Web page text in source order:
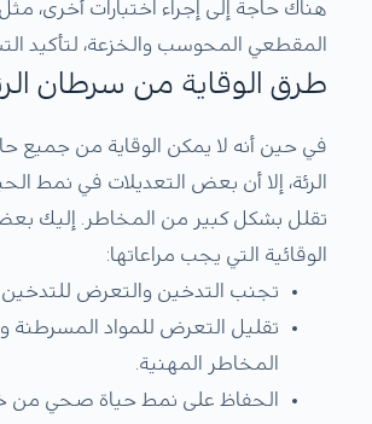
هناك حاجة إلى إجراء اختبارات أخرى،
المقطعي المحوسب والخزعة، لتأكيد
طرق الوقاية من سرطان
في حين أنه لا يمكن الوقاية من جميع
الرئة، إلا أن بعض التعديلات في نمط
تقلل بشكل كبير من المخاطر. إليك بعض
الوقائية التي يجب مراعاتها:
تجنب التدخين والتعرض للتدخين
تقليل التعرض للمواد المسرطنة
المخاطر المهنية.
الحفاظ على نمط حياة صحي من